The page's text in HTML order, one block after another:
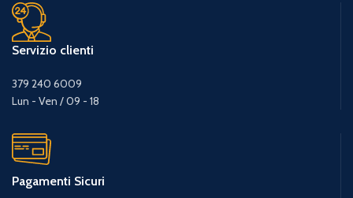
Servizio clienti
379 240 6009
Lun - Ven / 09 - 18
Pagamenti Sicuri